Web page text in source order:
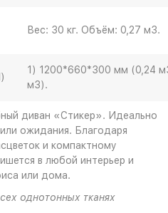
Вес: 30 кг. Объём: 0,27 м3.
1) 1200*660*300 мм (0,24
м3).
диван «Стикер». Идеально
ожидания. Благодаря
и компактному
в любой интерьер и
или дома.
однотонных тканях